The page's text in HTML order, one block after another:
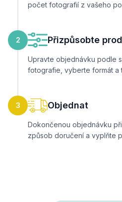
počet fotografií z vašeho
2 Přizpůsobte
Upravte objednávku podle
fotografie, vyberte formát a
3 Objednat
Dokončenou objednávku
způsob doručení a vyplňte